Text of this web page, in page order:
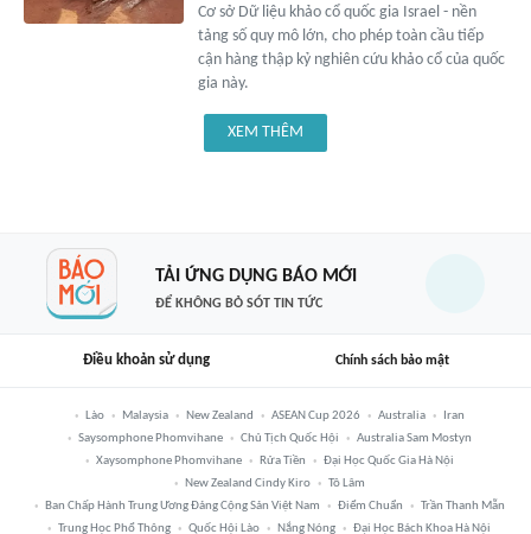
Cơ sở Dữ liệu khảo cổ quốc gia Israel - nền
tảng số quy mô lớn, cho phép toàn cầu tiếp
cận hàng thập kỷ nghiên cứu khảo cổ của quốc
gia này.
XEM THÊM
TẢI ỨNG DỤNG BÁO MỚI
ĐỂ KHÔNG BỎ SÓT TIN TỨC
Điều khoản sử dụng Chính sách bảo mật
Lào Malaysia New Zealand ASEAN Cup 2026 Australia
Iran
Saysomphone Phomvihane
Chủ Tịch Quốc Hội
Australia Sam Mostyn
Xaysomphone Phomvihane
Rửa Tiền
Đại Học Quốc Gia Hà Nội
New Zealand Cindy Kiro
Tô Lâm
Ban Chấp Hành Trung Ương Đảng Cộng Sản Việt Nam
Điểm Chuẩn
Trần Thanh Mẫn
Trung Học Phổ Thông
Quốc Hội Lào Nắng Nóng Đại Học Bách Khoa Hà Nội